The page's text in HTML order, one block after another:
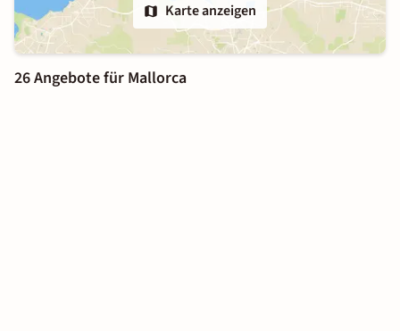
Karte anzeigen
26 Angebote für Mallorca